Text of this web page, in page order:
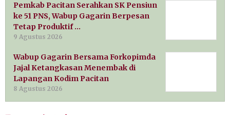
Pemkab Pacitan Serahkan SK Pensiun
ke 51 PNS, Wabup Gagarin Berpesan
Tetap Produktif …
9 Agustus 2026
Wabup Gagarin Bersama Forkopimda
Jajal Ketangkasan Menembak di
Lapangan Kodim Pacitan
8 Agustus 2026